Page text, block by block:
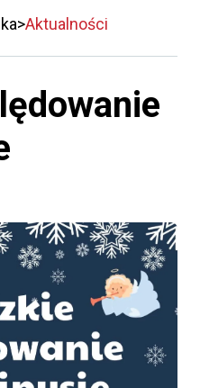
Aktualności